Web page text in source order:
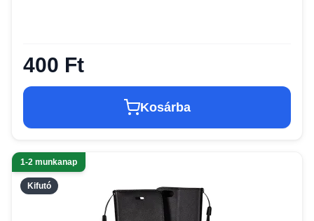
400 Ft
Kosárba
Kifutó
1-2 munkanap